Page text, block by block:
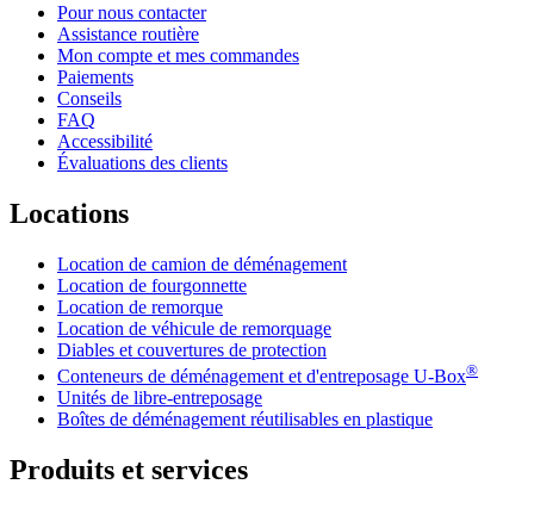
Pour nous contacter
Assistance routière
Mon compte et mes commandes
Paiements
Conseils
FAQ
Accessibilité
Évaluations des clients
Locations
Location de camion de déménagement
Location de fourgonnette
Location de remorque
Location de véhicule de remorquage
Diables et couvertures de protection
Conteneurs de déménagement et d'entreposage U-Box®
Unités de libre-entreposage
Boîtes de déménagement réutilisables en plastique
Produits et services